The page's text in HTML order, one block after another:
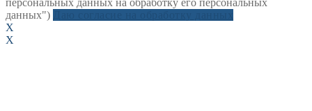
данных")
X
X